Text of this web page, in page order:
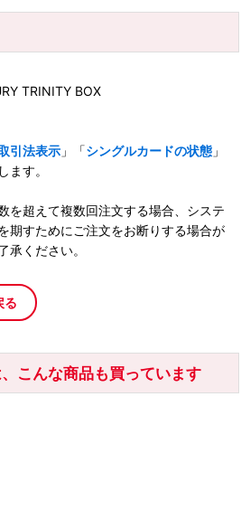
TRINITY BOX
引法表示 」「シングルカードの状態 」
ます。
を超えて複数回注文する場合、システ
期すためにご注文をお断りする場合が
承ください。
る
こんな商品も買っています